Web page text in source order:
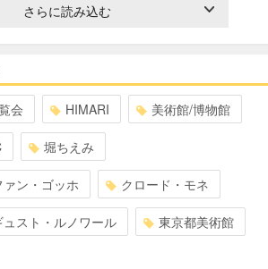
さらに読み込む
会 HIMARI 美術館/博物館
堀ちえみ
ン・ゴッホ クロード・モネ
スト・ルノワール 東京都美術館